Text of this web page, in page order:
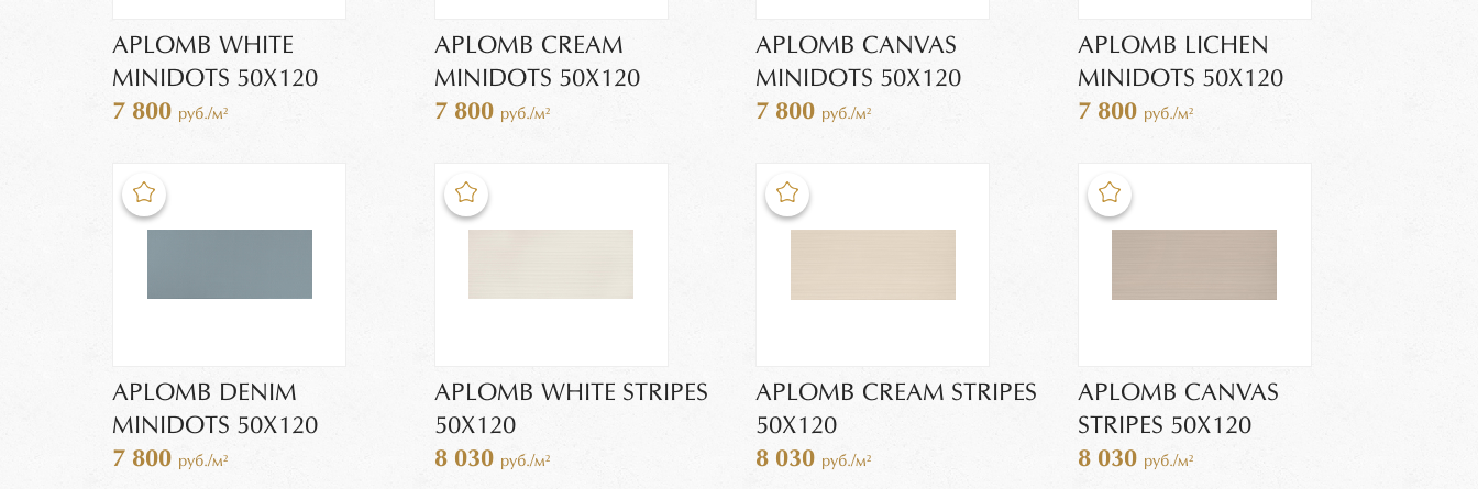
APLOMB WHITE
MINIDOTS 50X120
7 800 руб./м²
APLOMB CREAM
MINIDOTS 50X120
7 800 руб./м²
APLOMB CANVAS
MINIDOTS 50X120
7 800 руб./м²
APLOMB LICHEN
MINIDOTS 50X120
7 800 руб./м²
APLOMB DENIM
MINIDOTS 50X120
7 800 руб./м²
APLOMB WHITE STRIPES
50X120
8 030 руб./м²
APLOMB CREAM STRIPES
50X120
8 030 руб./м²
APLOMB CANVAS
STRIPES 50X120
8 030 руб./м²